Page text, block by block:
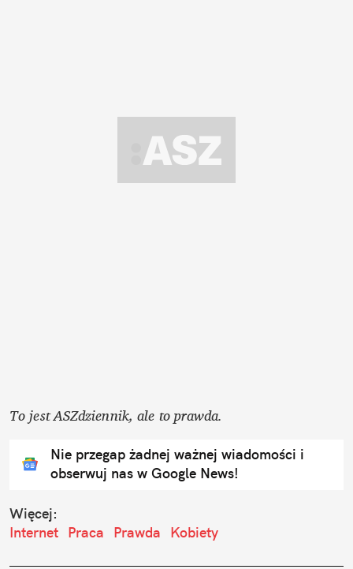
To jest ASZdziennik, ale to prawda.
Nie przegap żadnej ważnej wiadomości i
obserwuj nas w Google News!
Więcej:
Internet Praca Prawda Kobiety